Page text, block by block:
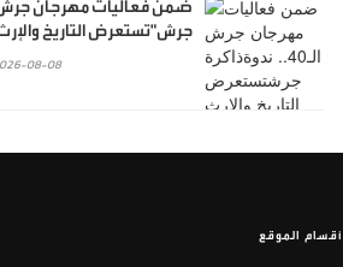
جرش"تستعرض التاريخ
08-08
أقسام الموقع